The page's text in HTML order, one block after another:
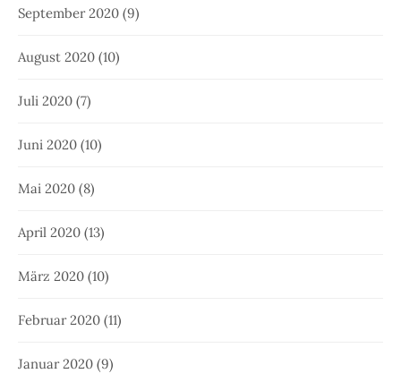
September 2020 (9)
August 2020 (10)
Juli 2020 (7)
Juni 2020 (10)
Mai 2020 (8)
April 2020 (13)
März 2020 (10)
Februar 2020 (11)
Januar 2020 (9)